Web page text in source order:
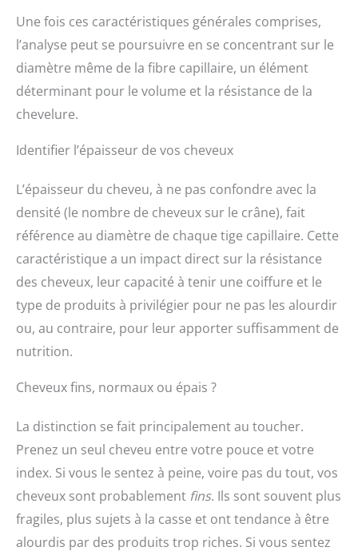
à chaque spécificité
Régulateur Scalp Advanced apport +83 % d'apaisement
capillaire**. CONSEILS D'UTILISATION : Appliquer sur
cheveux et cuir chevelu mouillés, puis émulsionner pour
produire une mousse légère. Rincer. Pour plus de
soulagement, compléter avec l'application du
PROFESSIONNELLE A DOMICILE : L'Oréal Professionnel
soins, appareils et outils de coiffure conçus par des
Une fois ces caractéristiques générales comprises,
l’analyse peut se poursuivre en se concentrant sur le
diamètre même de la fibre capillaire, un élément
déterminant pour le volume et la résistance de la
chevelure.
Identifier l’épaisseur de vos cheveux
L’épaisseur du cheveu, à ne pas confondre avec la
densité (le nombre de cheveux sur le crâne), fait
référence au diamètre de chaque tige capillaire. Cette
caractéristique a un impact direct sur la résistance
des cheveux, leur capacité à tenir une coiffure et le
type de produits à privilégier pour ne pas les alourdir
ou, au contraire, pour leur apporter suffisamment de
nutrition.
Cheveux fins, normaux ou épais ?
La distinction se fait principalement au toucher.
Prenez un seul cheveu entre votre pouce et votre
index. Si vous le sentez à peine, voire pas du tout, vos
cheveux sont probablement fins. Ils sont souvent plus
fragiles, plus sujets à la casse et ont tendance à être
alourdis par des produits trop riches. Si vous sentez